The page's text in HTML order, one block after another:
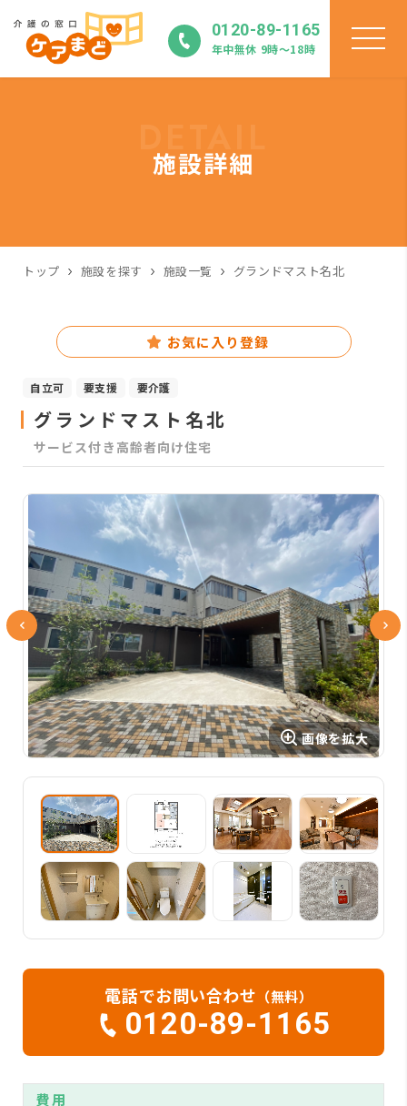
0120-89-1165
年中無休 9時〜18時
施設詳細
トップ 施設を探す 施設一覧 グランドマスト名北
お気に入り登録
自立可 要支援 要介護
グランドマスト名北
サービス付き高齢者向け住宅
電話でお問い合わせ （無料）
0120-89-1165
費用